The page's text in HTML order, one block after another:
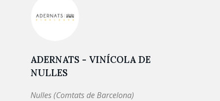
ADERNATS - VINÍCOLA DE
NULLES
Nulles (Comtats de Barcelona)